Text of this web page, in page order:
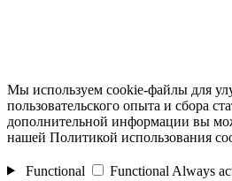
Мы используем cookie-файлы для
пользовательского опыта и сбора
дополнительной информации вы
нашей Политикой использования
Functional Functional Always